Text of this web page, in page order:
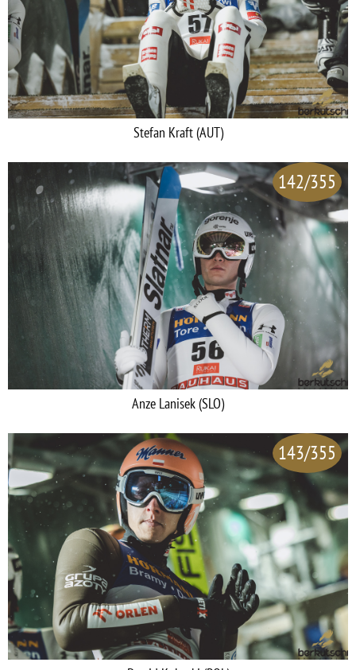
Stefan Kraft (AUT)
142/355
Anze Lanisek (SLO)
143/355